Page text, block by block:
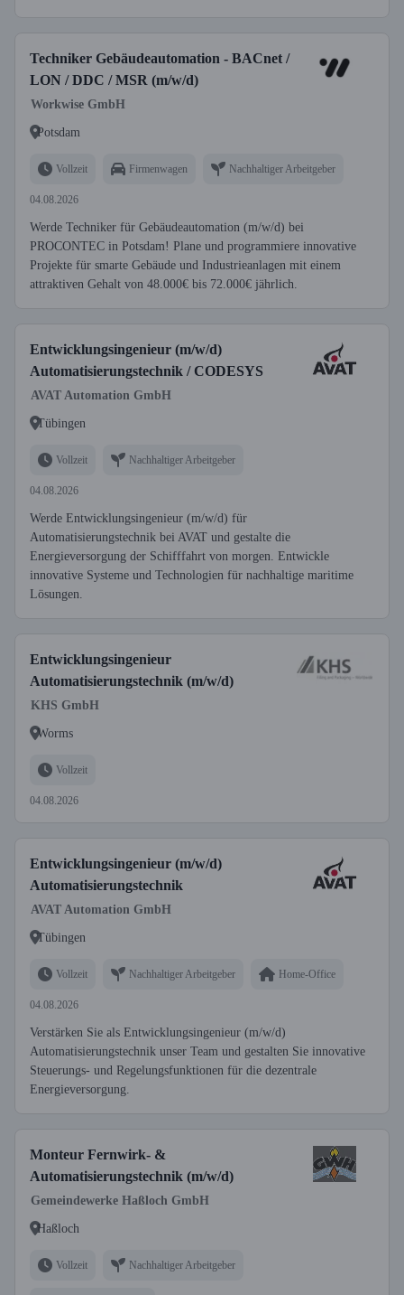
Techniker Gebäudeautomation - BACnet /
LON / DDC / MSR (m/w/d)
Workwise GmbH
Potsdam
Vollzeit Firmenwagen Nachhaltiger Arbeitgeber
04.08.2026
Werde Techniker für Gebäudeautomation (m/w/d) bei
PROCONTEC in Potsdam! Plane und programmiere innovative
Projekte für smarte Gebäude und Industrieanlagen mit einem
attraktiven Gehalt von 48.000€ bis 72.000€ jährlich.
Entwicklungsingenieur (m/w/d)
Automatisierungstechnik / CODESYS
AVAT Automation GmbH
Tübingen
Vollzeit Nachhaltiger Arbeitgeber
04.08.2026
Werde Entwicklungsingenieur (m/w/d) für
Automatisierungstechnik bei AVAT und gestalte die
Energieversorgung der Schifffahrt von morgen. Entwickle
innovative Systeme und Technologien für nachhaltige maritime
Lösungen.
Entwicklungsingenieur
Automatisierungstechnik (m/w/d)
KHS GmbH
Worms
Vollzeit
04.08.2026
Entwicklungsingenieur (m/w/d)
Automatisierungstechnik
AVAT Automation GmbH
Tübingen
Vollzeit Nachhaltiger Arbeitgeber Home-Office
04.08.2026
Verstärken Sie als Entwicklungsingenieur (m/w/d)
Automatisierungstechnik unser Team und gestalten Sie innovative
Steuerungs- und Regelungsfunktionen für die dezentrale
Energieversorgung.
Monteur Fernwirk- &
Automatisierungstechnik (m/w/d)
Gemeindewerke Haßloch GmbH
Haßloch
Vollzeit Nachhaltiger Arbeitgeber